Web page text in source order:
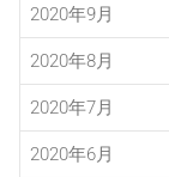
2020年9月
2020年8月
2020年7月
2020年6月